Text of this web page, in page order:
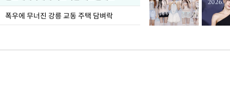
폭우에 무너진 강릉 교동 주택 담벼락